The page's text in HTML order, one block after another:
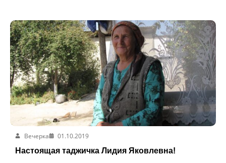
Вечерка
01.10.2019
Настоящая таджичка Лидия Яковлевна!